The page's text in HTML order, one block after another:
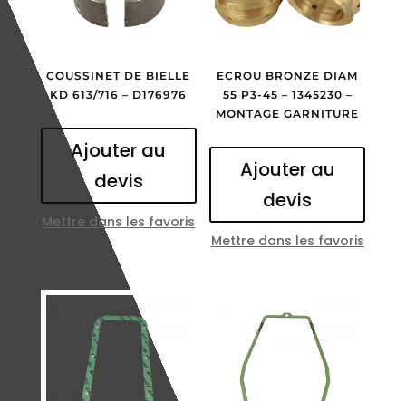
COUSSINET DE BIELLE
KD 613/716 – D176976
Ajouter au
devis
Mettre dans les favoris
ECROU BRONZE DIAM
55 P3-45 – 1345230 –
MONTAGE GARNITURE
Ajouter au
devis
Mettre dans les favoris